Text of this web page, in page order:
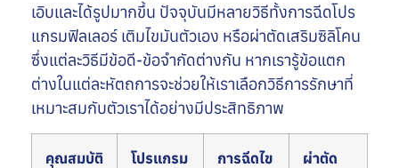
เอิบและได้รูปมากขึ้น ปัจจุบันมีหลายวิธีทั้งการฉีดโปร
แกรมฟิลเลอร์ เติมไขมันตัวเอง หรือผ่าตัดเสริมซิลิโคน
ซึ่งแต่ละวิธีมีข้อดี-ข้อจำกัดต่างกัน หากเรารู้ข้อแตก
ต่างในแต่ละหัตถการจะช่วยให้เราเลือกวิธีการรักษาที่
เหมาะสมกับตัวเราได้อย่างมีประสิทธิภาพ
คุณสมบัติ
โปรแกรม
การฉีดไข
ผ่าตัด